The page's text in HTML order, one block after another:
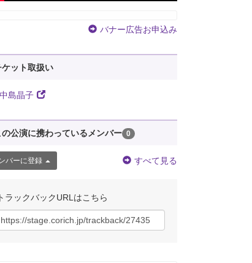
バナー広告お申込み
ケット取扱い
中島晶子
の公演に携わっているメンバー 0
バーに登録 すべて見る
トラックバックURLはこちら